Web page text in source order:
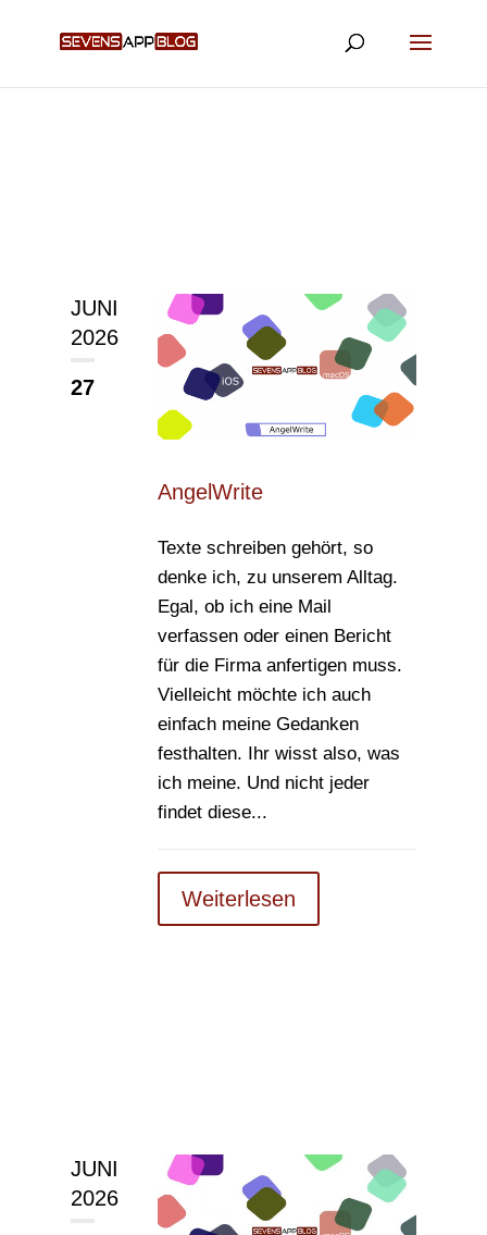
JUNI
2026
27
AngelWrite
Texte schreiben gehört, so
denke ich, zu unserem Alltag.
Egal, ob ich eine Mail
verfassen oder einen Bericht
für die Firma anfertigen muss.
Vielleicht möchte ich auch
einfach meine Gedanken
festhalten. Ihr wisst also, was
ich meine. Und nicht jeder
findet diese...
Weiterlesen
JUNI
2026